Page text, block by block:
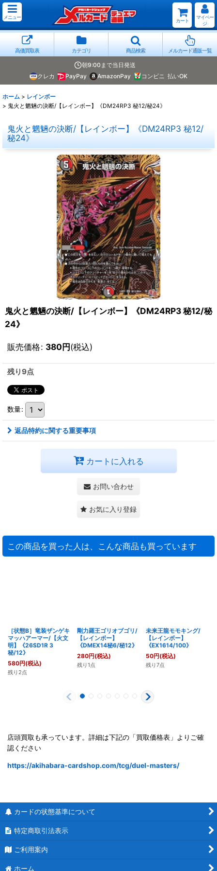
メニュー
カート
マイペー
ジ
高価買取表 カテゴリ 商品検索 メルカード通販一覧
朝9:00まで当日発送
クレカ
PayPay AmazonPay コンビニ 払いOK
ホーム > レインボー
> 鬼火と魍魎の決断/【レインボー】《DM24RP3 秘12/秘24》
鬼火と魍魎の決断/【レインボー】《DM24RP3 秘12/
秘24》
鬼火と魍魎の決断/【レインボー】《DM24RP3 秘12/秘
24》
販売価格: 380円(税込)
残り9点
数量:
返品特約に関する重要事項
カートに入れる
お問い合わせ
お気に入り登録
この商品を買った人は、こんな商品も買っています
［状態B］竜装ザンゲキ
マッハアーマー/【火文
明】《26SD1R 3
秘/12》
580円(税込)
残り2点
剛力羅王ゴリオブゴリ/
【レインボー】
《DMEX14秘6/秘12》
280円(税込)
残り1点
未来王龍モモキング/
【レインボー】
《EX1614/100》
50円(税込)
残り7点
店頭買取も承っています。詳細は下記の「買取価格表」よりご確
認ください
https://akihabara-cardshop.com/tcg/duel-masters/
カードの状態基準について
特定商取引法表示
ご利用案内
ホーム